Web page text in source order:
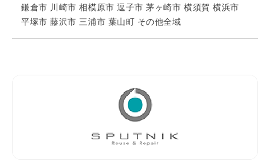
鎌倉市 川崎市 相模原市 逗子市 茅ヶ崎市 横須賀 横浜市
平塚市 藤沢市 三浦市 葉山町 その他全域